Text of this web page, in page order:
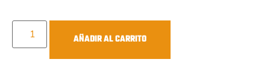
AÑADIR AL CARRITO